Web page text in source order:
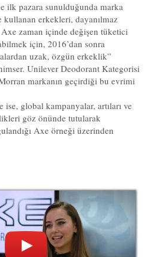
ilk pazara sunulduğunda marka
kullanan erkekleri, dayanılmaz
zaman içinde değişen tüketici
için, 2016’dan sonra
uzak, özgün erkeklik”
Unilever Deodorant Kategorisi
markanın geçirdiği bu evrimi
global kampanyalar, artıları ve
göz önünde tutularak
Axe örneği üzerinden